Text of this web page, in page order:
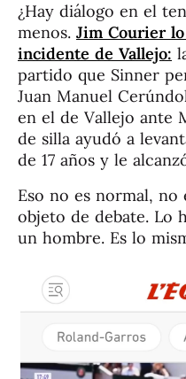
¿Hay diálogo en el
menos. Jim Courier
incidente de Vallejo:
partido que Sinner
Juan Manuel
en el de Vallejo ante
de silla ayudó a
de 17 años y le
Eso no es normal,
objeto de debate. Lo
un hombre. Es lo